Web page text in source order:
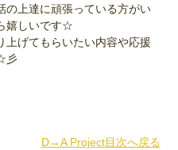
の上達に頑張っている方がい
嬉しいです☆
げてもらいたい内容や応援
彡
D→A Project目次へ戻る